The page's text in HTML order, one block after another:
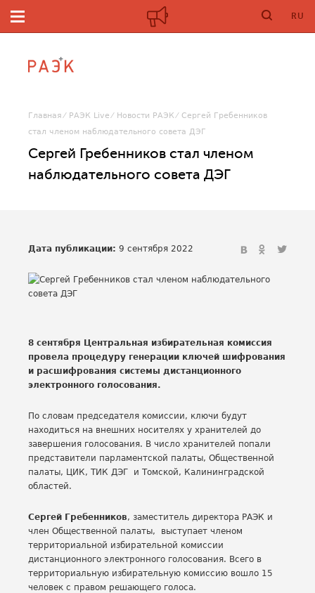
RU
Главная РАЭК Live Новости РАЭК
Сергей Гребенников
стал членом наблюдательного совета ДЭГ
Сергей Гребенников стал членом
наблюдательного совета ДЭГ
Дата публикации: 9 сентября 2022
8 сентября Центральная избирательная комиссия
провела процедуру генерации ключей шифрования
и расшифрования системы дистанционного
электронного голосования.
По словам председателя комиссии, ключи будут
находиться на внешних носителях у хранителей до
завершения голосования. В число хранителей попали
представители парламентской палаты, Общественной
палаты, ЦИК, ТИК ДЭГ и Томской, Калининградской
областей.
Сергей Гребенников, заместитель директора РАЭК и
член Общественной палаты, выступает членом
территориальной избирательной комиссии
дистанционного электронного голосования. Всего в
территориальную избирательную комиссию вошло 15
человек с правом решающего голоса.